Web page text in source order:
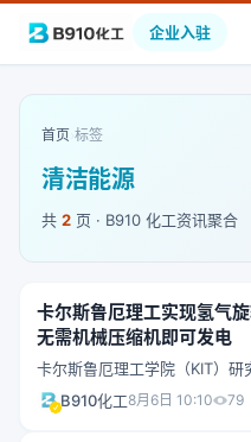
企业入驻
首页 标签
清洁能源
共 2 页 · B910 化工资讯聚合
卡尔斯鲁厄理工实现氢气
无需机械压缩机即可发电
卡尔斯鲁厄理工学院（KIT）研
爆震涡轮机持续运行超过5分
无需机械压缩机预压缩空气，
B910化工8月6日 10:10 79